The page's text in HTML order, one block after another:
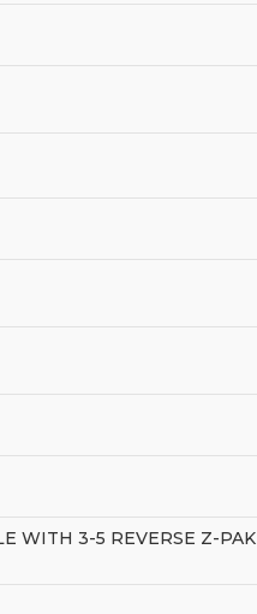
WITH 3-5 REVERSE Z-PAK